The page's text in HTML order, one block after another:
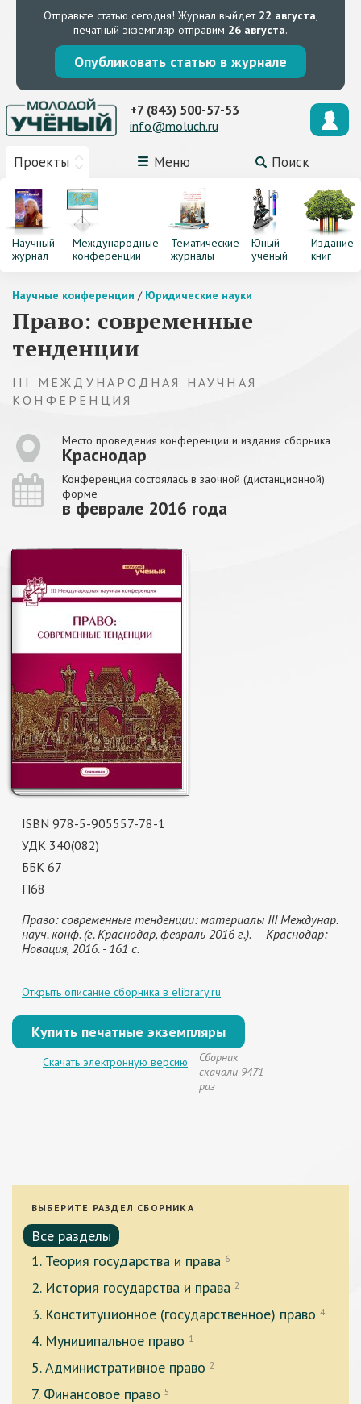
Отправьте статью сегодня! Журнал выйдет 22 августа,
печатный экземпляр отправим 26 августа.
Опубликовать статью в журнале
Проекты Меню Поиск
+7 (843) 500-57-53
info@moluch.ru
Научный
журнал
Международные
конференции
Тематические
журналы
Юный
ученый
Издание
книг
Научные конференции / Юридические науки
Право: современные
тенденции
III МЕЖДУНАРОДНАЯ НАУЧНАЯ
КОНФЕРЕНЦИЯ
Место проведения конференции и издания сборника
Краснодар
Конференция состоялась в заочной (дистанционной)
форме
в феврале 2016 года
ISBN 978-5-905557-78-1
УДК 340(082)
ББК 67
П68
Право: современные тенденции: материалы III Междунар.
науч. конф. (г. Краснодар, февраль 2016 г.). — Краснодар:
Новация, 2016. - 161 с.
Открыть описание сборника в elibrary.ru
Купить печатные экземпляры
Скачать электронную версию
Сборник
скачали 9471
раз
ВЫБЕРИТЕ РАЗДЕЛ СБОРНИКА
Все разделы
1. Теория государства и права 6
2. История государства и права 2
3. Конституционное (государственное) право 4
4. Муниципальное право 1
5. Административное право 2
7. Финансовое право 5